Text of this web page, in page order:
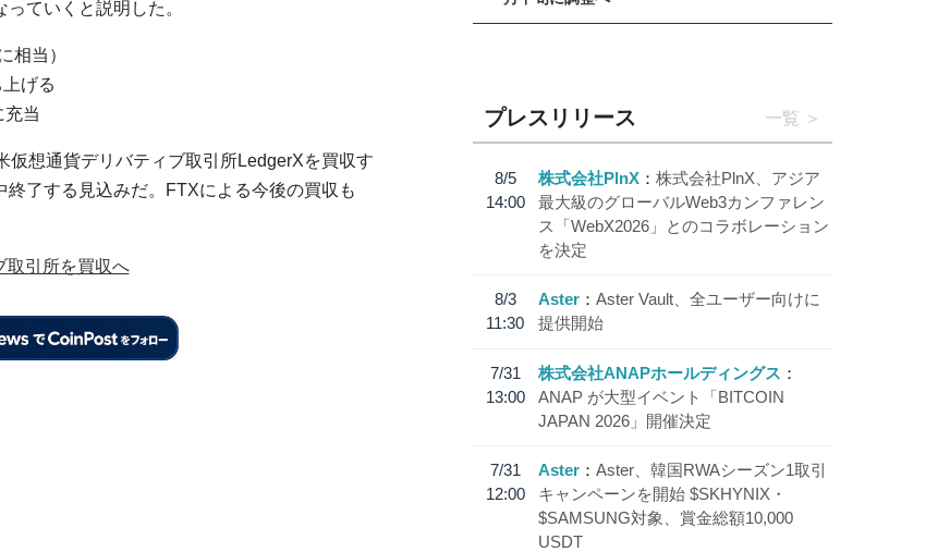
ていくと説明した。
相当）
げる
当
想通貨デリバティブ取引所LedgerXを買収す
了する見込みだ。FTXによる今後の買収も
取引所を買収へ
プレスリリース 一覧
8/5
14:00
株式会社PlnX
株式会社PlnX、アジア
最大級のグローバルWeb3カンファレン
ス「WebX2026」とのコラボレーション
を決定
8/3
11:30
Aster
Aster Vault、全ユーザー向けに
提供開始
7/31
13:00
株式会社ANAPホールディングス
ANAP が大型イベント「BITCOIN
JAPAN 2026」開催決定
7/31
12:00
Aster
Aster、韓国RWAシーズン1取引
キャンペーンを開始 $SKHYNIX・
$SAMSUNG対象、賞金総額10,000
USDT